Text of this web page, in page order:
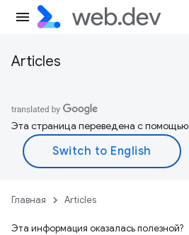
Articles
Эта страница переведена с помощью
Главная Articles
Эта информация оказалась полезной?